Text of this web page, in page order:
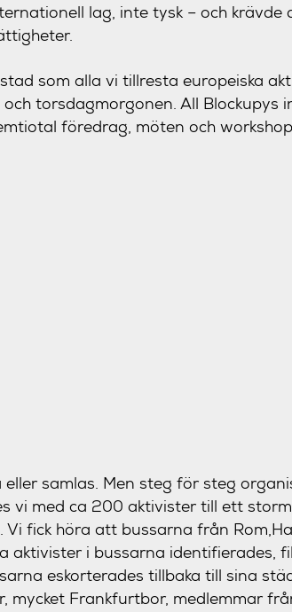
lag, inte tysk – och
som alla vi tillresta europeiska
torsdagmorgonen. All Blockupys
föredrag, möten och
eller samlas. Men steg för steg
vi med ca 200 aktivister till ett
Vi fick höra att bussarna från
aktivister i bussarna identifierades,
eskorterades tillbaka till sina
mycket Frankfurtbor, medlemmar